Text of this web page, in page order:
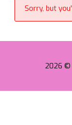
Sorry, but
2026 ©